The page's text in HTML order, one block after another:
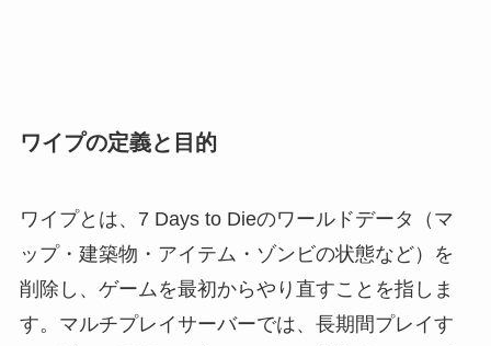
ワイプの定義と目的
ワイプとは、7 Days to Dieのワールドデータ（マ
ップ・建築物・アイテム・ゾンビの状態など）を
削除し、ゲームを最初からやり直すことを指しま
す。マルチプレイサーバーでは、長期間プレイす